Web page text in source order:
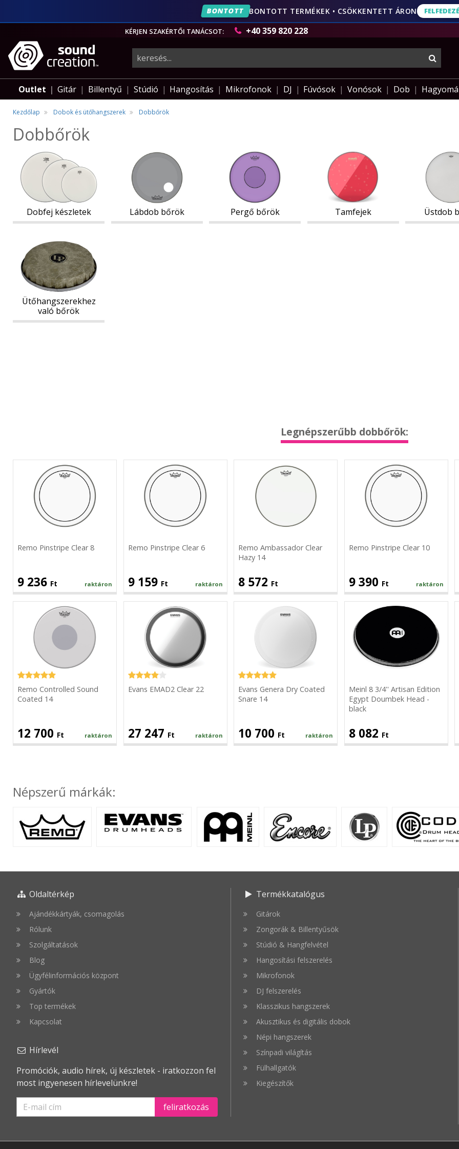
BONTOTT BONTOTT TERMÉKEK • CSÖKKENTETT ÁRONFELFEDEZÉS
KÉRJEN SZAKÉRTŐI TANÁCSOT:
+40 359 820 228
hangszerek,
pro-
audio
felszerelés
Outlet Gitár Billentyű Stúdió Hangosítás Mikrofonok DJ Fúvósok Vonósok Dob
Kezdőlap Dobok és ütőhangszerek Dobbőrök
Dobbőrök
Dobfej
készletek
Dobfej
készletek
Dobfej készletek
bőrök
Lábdob
bőrök
Lábdob bőrök
bőrök
Pergő
bőrök
Pergő bőrök
Tamfejek
Tamfejek
Tamfejek
bőrök
Üstdob
bőrök
Üstdob
Ütőhangszerekhez
való
bőrök
Ütőhangszerekhez
való
bőrök
Ütőhangszerekhez
való bőrök
Legnépszerűbb dobbőrök:
Pinstripe
Remo Pinstripe Clear 8
9 236 Ft raktáron
Pinstripe
Remo Pinstripe Clear 6
9 159 Ft raktáron
Ambassador
Remo Ambassador Clear
Hazy 14
8 572 Ft
Pinstripe
Remo Pinstripe Clear 10
9 390 Ft raktáron
Controlled
Sound
Coated
Remo Controlled Sound
Coated 14
12 700 Ft raktáron
EMAD2
Evans EMAD2 Clear 22
27 247 Ft raktáron
Coated
14
Evans Genera Dry Coated
Snare 14
10 700 Ft raktáron
3/4''
Artisan
Edition
Head
Meinl 8 3/4'' Artisan Edition
Egypt Doumbek Head -
black
8 082 Ft
Népszerű márkák:
Oldaltérkép
Ajándékkártyák, csomagolás
Rólunk
Szolgáltatások
Blog
Ügyfélinformációs központ
Gyártók
Top termékek
Kapcsolat
Hírlevél
Promóciók, audio hírek, új készletek - iratkozzon fel
most ingyenesen hírlevelünkre!
feliratkozás
Termékkatalógus
Gitárok
Zongorák & Billentyűsök
Stúdió & Hangfelvétel
Hangosítási felszerelés
Mikrofonok
DJ felszerelés
Klasszikus hangszerek
Akusztikus és digitális dobok
Népi hangszerek
Színpadi világítás
Fülhallgatók
Kiegészítők